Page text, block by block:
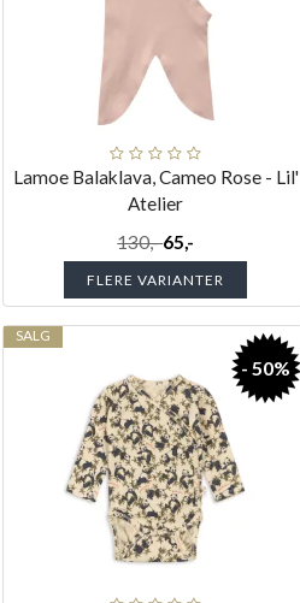
Lamoe Balaklava, Cameo Rose - Lil'
Atelier
130,-65,-
FLERE VARIANTER
SALG
- 50%